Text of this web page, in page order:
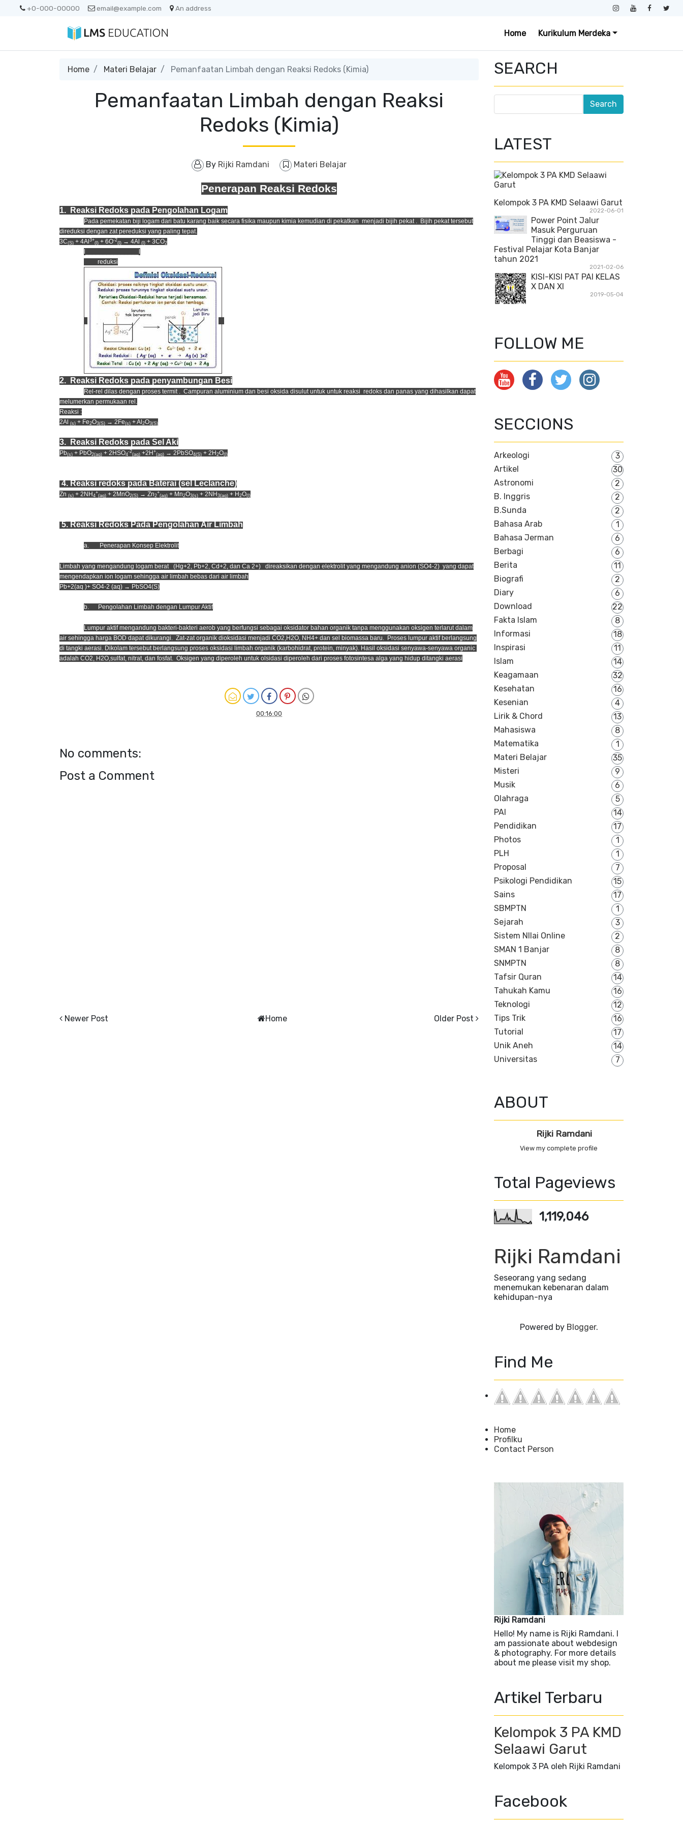
+0-000-00000 email@example.com An address
Home Kurikulum Merdeka
Home Materi Belajar Pemanfaatan Limbah dengan Reaksi Redoks (Kimia)
Pemanfaatan Limbah dengan Reaksi
Redoks (Kimia)
By Rijki Ramdani Materi Belajar
Penerapan Reaksi Redoks
1. Reaksi Redoks pada Pengolahan Logam
Pada pemekatan biji logam dari batu karang baik secara fisika maupun kimia kemudian di pekatkan menjadi bijih pekat . Bijih pekat tersebut
direduksi dengan zat pereduksi yang paling tepat.
3C(S) + 4Al 3+
(l) + 6O-2
(l) → 4Al (l) + 3CO2
reduksi
2. Reaksi Redoks pada penyambungan Besi
Rel-rel dilas dengan proses termit . Campuran aluminium dan besi oksida disulut untuk untuk reaksi redoks dan panas yang dihasilkan dapat
melumerkan permukaan rel.
Reaksi :
2Al (s) + Fe2O3(S) → 2Fe(s) + Al 2O3(S)
3. Reaksi Redoks pada Sel Aki
Pb(s) + PbO2(aq) + 2HSO4
-2
(aq) +2H +
(aq) → 2PbSO4(S) + 2H 2O(l)
4. Reaksi redoks pada Baterai (sel Leclanche)
Zn (s) + 2NH 4
+
(aq) + 2MnO2(S) → Zn2
+
(aq) + Mn2O3(s) + 2NH 3(aq) + H 2O(l)
5. Reaksi Redoks Pada Pengolahan Air Limbah
a. Penerapan Konsep Elektrolit
Limbah yang mengandung logam berat (Hg+2, Pb+2, Cd+2, dan Ca 2+) direaksikan dengan elektrolit yang mengandung anion (SO4-2) yang dapat
mengendapkan ion logam sehingga air limbah bebas dari air limbah
Pb+2(aq )+ SO4-2 (aq) → PbSO4(S)
b. Pengolahan Limbah dengan Lumpur Aktif
Lumpur aktif mengandung bakteri-bakteri aerob yang berfungsi sebagai oksidator bahan organik tanpa menggunakan oksigen terlarut dalam
air sehingga harga BOD dapat dikurangi. Zat-zat organik dioksidasi menjadi CO2,H2O, NH4+ dan sel biomassa baru. Proses lumpur aktif berlangsung
di tangki aerasi. Dikolam tersebut berlangsung proses oksidasi limbah organik (karbohidrat, protein, minyak). Hasil oksidasi senyawa-senyawa organic
adalah CO2, H2O,sulfat, nitrat, dan fosfat. Oksigen yang diperoleh untuk olsidasi diperoleh dari proses fotosintesa alga yang hidup ditangki aerasi
00:16:00
No comments:
Post a Comment
Newer Post Older Post
Home
SEARCH
LATEST
Kelompok 3 PA KMD Selaawi Garut
2022-06-01
Power Point Jalur
Masuk Perguruan
Tinggi dan Beasiswa -
Festival Pelajar Kota Banjar
tahun 2021
2021-02-06
KISI-KISI PAT PAI KELAS
X DAN XI
2019-05-04
FOLLOW ME
SECCIONS
Arkeologi
3
Artikel
30
Astronomi
2
B. Inggris
2
B.Sunda
2
Bahasa Arab
1
Bahasa Jerman
6
Berbagi
6
Berita
11
Biografi
2
Diary
6
Download
22
Fakta Islam
8
Informasi
18
Inspirasi
11
Islam
14
Keagamaan
32
Kesehatan
16
Kesenian
4
Lirik & Chord
13
Mahasiswa
8
Matematika
1
Materi Belajar
35
Misteri
9
Musik
6
Olahraga
5
PAI
14
Pendidikan
17
Photos
1
PLH
1
Proposal
7
Psikologi Pendidikan
15
Sains
17
SBMPTN
1
Sejarah
3
Sistem NIlai Online
2
SMAN 1 Banjar
8
SNMPTN
8
Tafsir Quran
14
Tahukah Kamu
16
Teknologi
12
Tips Trik
16
Tutorial
17
Unik Aneh
14
Universitas
7
ABOUT
Rijki Ramdani
View my complete profile
Total Pageviews
1,119,046
Rijki Ramdani
Seseorang yang sedang
menemukan kebenaran dalam
kehidupan-nya
Powered by Blogger.
Find Me
Home
Profilku
Contact Person
Rijki Ramdani
Hello! My name is Rijki Ramdani. I
am passionate about webdesign
& photography. For more details
about me please visit my shop.
Artikel Terbaru
Kelompok 3 PA KMD
Selaawi Garut
Kelompok 3 PA oleh Rijki Ramdani
Facebook